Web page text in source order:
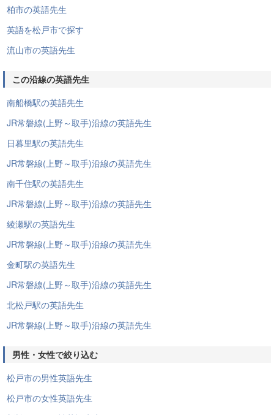
柏市の英語先生
英語を松戸市で探す
流山市の英語先生
この沿線の英語先生
南船橋駅の英語先生
JR常磐線(上野～取手)沿線の英語先生
日暮里駅の英語先生
JR常磐線(上野～取手)沿線の英語先生
南千住駅の英語先生
JR常磐線(上野～取手)沿線の英語先生
綾瀬駅の英語先生
JR常磐線(上野～取手)沿線の英語先生
金町駅の英語先生
JR常磐線(上野～取手)沿線の英語先生
北松戸駅の英語先生
JR常磐線(上野～取手)沿線の英語先生
男性・女性で絞り込む
松戸市の男性英語先生
松戸市の女性英語先生